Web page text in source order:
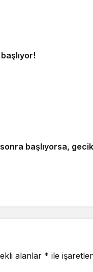
başlıyorsa,
alanlar * ile